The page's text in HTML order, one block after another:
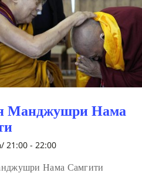
Манджушри Нама
21:00- 22:00
Нама Самгити